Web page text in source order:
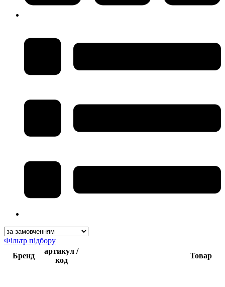
Фільтр підбору
Бренд
артикул /
код
Товар